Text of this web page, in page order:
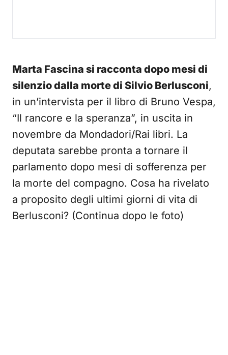
Marta Fascina si racconta dopo mesi di
silenzio dalla morte di Silvio Berlusconi,
in un’intervista per il libro di Bruno Vespa,
“Il rancore e la speranza”, in uscita in
novembre da Mondadori/Rai libri. La
deputata sarebbe pronta a tornare il
parlamento dopo mesi di sofferenza per
la morte del compagno. Cosa ha rivelato
a proposito degli ultimi giorni di vita di
Berlusconi? (Continua dopo le foto)